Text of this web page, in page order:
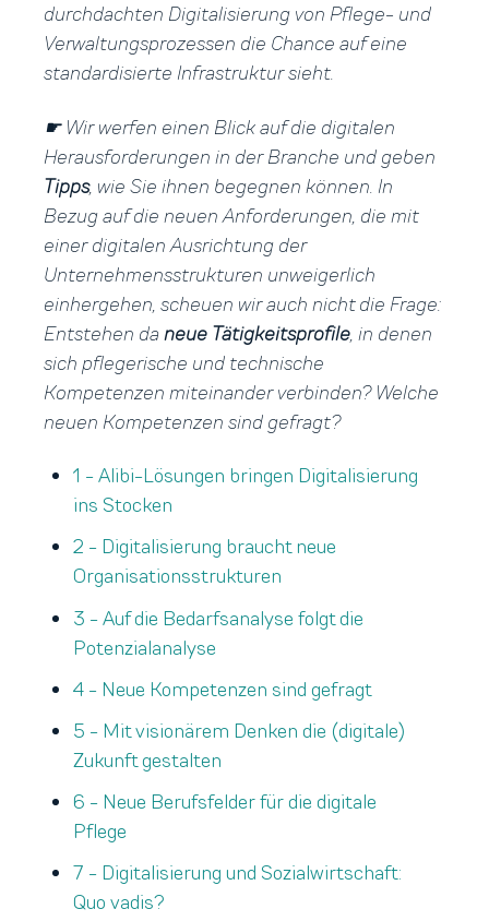
durchdachten Digitalisierung von Pflege- und
Verwaltungsprozessen die Chance auf eine
standardisierte Infrastruktur sieht.
☛ Wir werfen einen Blick auf die digitalen
Herausforderungen in der Branche und geben
Tipps, wie Sie ihnen begegnen können. In
Bezug auf die neuen Anforderungen, die mit
einer digitalen Ausrichtung der
Unternehmensstrukturen unweigerlich
einhergehen, scheuen wir auch nicht die Frage:
Entstehen daneue Tätigkeitsprofile, in denen
sich pflegerische und technische
Kompetenzen miteinander verbinden? Welche
neuen Kompetenzen sind gefragt?
1 - Alibi-Lösungen bringen Digitalisierung
ins Stocken
2 - Digitalisierung braucht neue
Organisationsstrukturen
3 - Auf die Bedarfsanalyse folgt die
Potenzialanalyse
4 - Neue Kompetenzen sind gefragt
5 - Mit visionärem Denken die (digitale)
Zukunft gestalten
6 - Neue Berufsfelder für die digitale
Pflege
7 - Digitalisierung und Sozialwirtschaft:
Quo vadis?